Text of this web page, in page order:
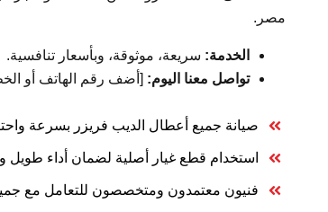
مصر.
الخدمة: سريعة، موثوقة، وبأسعار تنافسية.
تواصل معنا اليوم: [أضف رقم الهاتف أو
صيانة جميع أعطال الديب فريزر بسرعة
استخدام قطع غيار أصلية لضمان أداء طويل
فنيون معتمدون ومتخصصون للتعامل مع